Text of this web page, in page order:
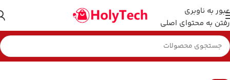
عبور به ناوبری
رفتن به محتوای اصلی
خانه هارد و فلش مموری